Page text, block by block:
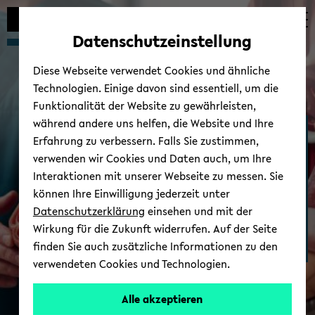
Automatische
vermeiden
skip
main
skip
main
skip
footer
Stu­di­um Me­di­zin
Datenschutzeinstellung
Diese Webseite verwendet Cookies und ähnliche
Technologien. Einige davon sind essentiell, um die
Funktionalität der Website zu gewährleisten,
während andere uns helfen, die Website und Ihre
Erfahrung zu verbessern. Falls Sie zustimmen,
verwenden wir Cookies und Daten auch, um Ihre
Interaktionen mit unserer Webseite zu messen. Sie
können Ihre Einwilligung jederzeit unter
Datenschutzerklärung einsehen und mit der
Wirkung für die Zukunft widerrufen. Auf der Seite
finden Sie auch zusätzliche Informationen zu den
verwendeten Cookies und Technologien.
Alle akzeptieren